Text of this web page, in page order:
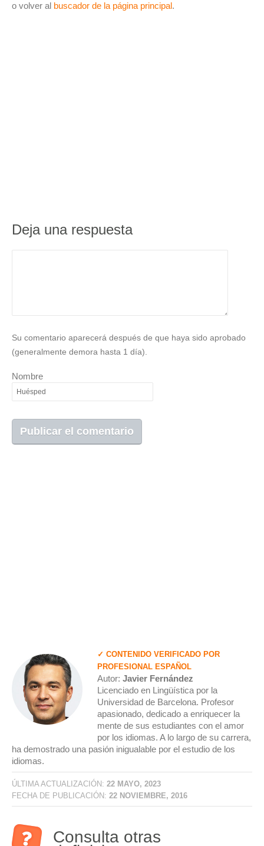
o volver al buscador de la página principal.
Deja una respuesta
Su comentario aparecerá después de que haya sido aprobado
(generalmente demora hasta 1 día).
Nombre
✓ CONTENIDO VERIFICADO POR
PROFESIONAL ESPAÑOL
Autor: Javier Fernández
Licenciado en Lingüística por la
Universidad de Barcelona. Profesor
apasionado, dedicado a enriquecer la
mente de sus estudiantes con el amor
por los idiomas. A lo largo de su carrera,
ha demostrado una pasión inigualable por el estudio de los
idiomas.
ÚLTIMA ACTUALIZACIÓN: 22 MAYO, 2023
FECHA DE PUBLICACIÓN: 22 NOVIEMBRE, 2016
Consulta otras